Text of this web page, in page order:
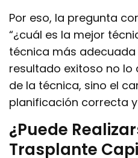
Por eso, la pregunta
“¿cuál es la mejor
técnica más adecuada
resultado exitoso no
de la técnica, sino el
planificación correcta
¿Puede
Trasplante